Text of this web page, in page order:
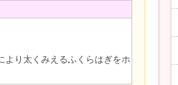
より太くみえるふくらはぎをホ